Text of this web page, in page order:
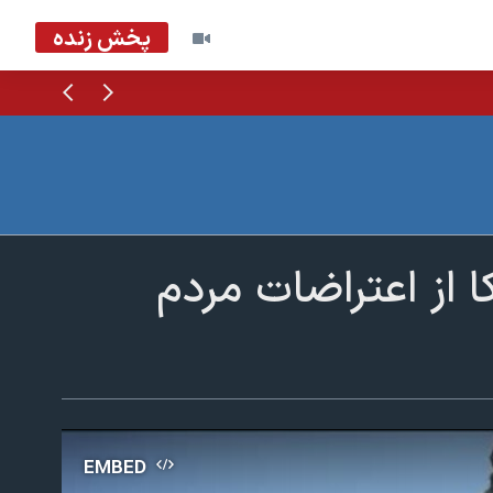
پخش زنده
قبلی
اعتراضات مردم
EMBED